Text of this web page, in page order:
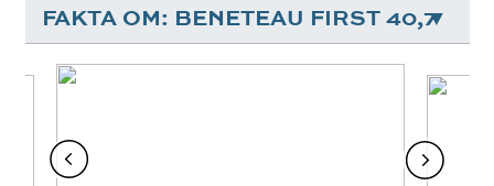
FAKTA OM: BENETEAU FIRST 40,7